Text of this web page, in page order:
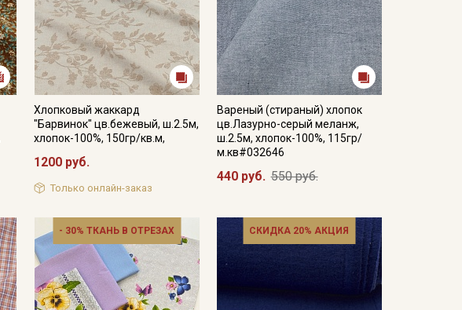
Хлопковый жаккард
"Барвинок" цв.бежевый, ш.2.5м,
хлопок-100%, 150гр/кв.м,
1200 руб.
Только онлайн-заказ
Вареный (стираный) хлопок
цв.Лазурно-серый меланж,
ш.2.5м, хлопок-100%, 115гр/
м.кв#032646
440 руб. 550 руб.
- 30% ТКАНЬ В ОТРЕЗАХ СКИДКА 20% АКЦИЯ